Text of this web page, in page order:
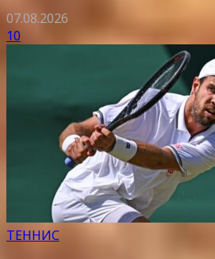
07.08.2026
10
ТЕННИС